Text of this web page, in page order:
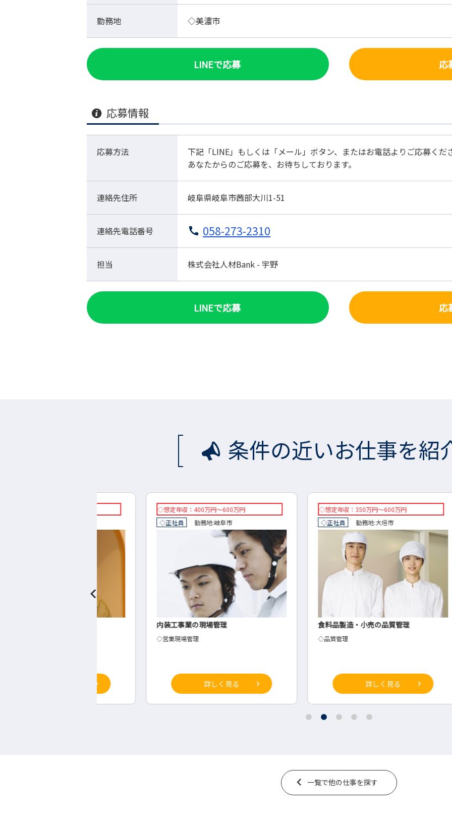
勤務地 ◇美濃市
LINEで応募 応
応募情報
応募方法
下記「LINE」もしくは「メール」ボタン、またはお電話よりご応募くだ
あなたからのご応募を、お待ちしております。
連絡先住所 岐阜県岐阜市茜部大川1-51
連絡先電話番号 058-273-2310
担当 株式会社人材Bank - 宇野
LINEで応募 応
条件の近いお仕事を紹
◇想定年収：400万円～600万円
勤務地:岐阜市
内装工事業の現場管理
詳しく見る
◇想定年収：350万円～600万円
勤務地:大垣市
食料品製造・小売の品質管理
詳しく見る
想
一覧で他の仕事を探す